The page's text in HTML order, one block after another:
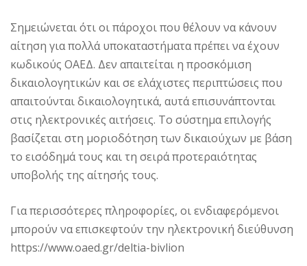
Σημειώνεται ότι οι πάροχοι που θέλουν να κάνουν
αίτηση για πολλά υποκαταστήματα πρέπει να έχουν
κωδικούς ΟΑΕΔ. Δεν απαιτείται η προσκόμιση
δικαιολογητικών και σε ελάχιστες περιπτώσεις που
απαιτούνται δικαιολογητικά, αυτά επισυνάπτονται
στις ηλεκτρονικές αιτήσεις. Το σύστημα επιλογής
βασίζεται στη μοριοδότηση των δικαιούχων με βάση
το εισόδημά τους και τη σειρά προτεραιότητας
υποβολής της αίτησής τους.
Για περισσότερες πληροφορίες, οι ενδιαφερόμενοι
μπορούν να επισκεφτούν την ηλεκτρονική διεύθυνση
https://www.oaed.gr/deltia-bivlion